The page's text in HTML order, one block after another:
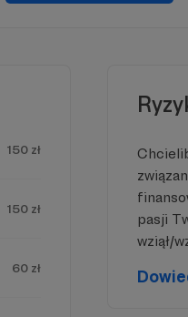
150 zł
150 zł
60 zł
pasji
wziął/